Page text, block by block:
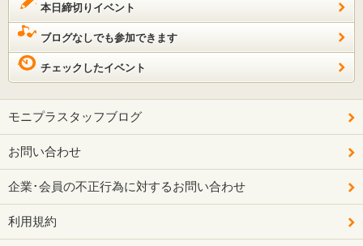
本日締切りイベント
ブログなしでも参加できます
チェックしたイベント
モニプラスタッフブログ
お問い合わせ
企業･会員の不正行為に対するお問い合わせ
利用規約